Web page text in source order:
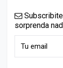
sorprenda